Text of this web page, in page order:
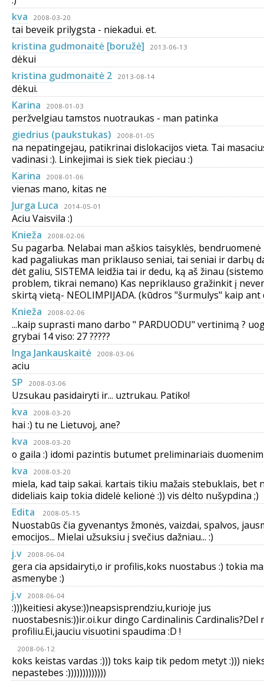
kva
2008-03-20
tai beveik prilygsta - niekadui. et.
kristina gudmonaitė [boružė]
2013-06-13
dėkui
kristina gudmonaitė 2
2013-08-14
dėkui.
Karina
2008-01-03
peržvelgiau tamstos nuotraukas - man patinka
giedrius (paukstukas)
2008-01-05
na nepatingejau, patikrinai dislokacijos vieta. Tai
vadinasi :). Linkejimai is siek tiek pieciau :)
Karina
2008-01-06
vienas mano, kitas ne
Jurga Luca
2014-05-01
Aciu Vaisvila :)
Knieža
2008-02-06
Su pagarba. Nelabai man aškios taisyklės, bendruomenė
kad pagaliukas man priklauso seniai, tai seniai ir darbų
dėt galiu, SISTEMA leidžia tai ir dedu, ką aš žinau
problem, tikrai nemano) Kas nepriklauso gražinkit į
skirtą vietą- NEOLIMPIJADA. (kūdros "šurmulys" kaip ant
Knieža
2008-02-06
...kaip suprasti mano darbo " PARDUODU" vertinimą ?
grybai 14 viso: 27 ?????
Inga Jankauskaitė
2008-03-06
aciu
SP
2008-03-06
Uzsukau pasidairyti ir... uztrukau. Patiko!
kva
2008-03-20
hai :) tu ne Lietuvoj, ane?
kva
2008-03-20
o gaila :) idomi pazintis butumet preliminariais duomenim
kva
2008-03-20
miela, kad taip sakai. kartais tikiu mažais stebuklais, bet
dideliais kaip tokia didelė kelionė :)) vis dėlto nušypdina ;)
Edita
2008-05-15
Nuostabūs čia gyvenantys žmonės, vaizdai, spalvos,
emocijos... Mielai užsuksiu į svečius dažniau... :)
j.v
2008-06-04
gera cia apsidairyti,o ir profilis,koks nuostabus :) tokia
asmenybe :)
j.v
2008-06-04
:)))keitiesi akyse:))neapsisprendziu,kurioje jus
nuostabesnis:))ir.oi.kur dingo Cardinalinis Cardinalis?Del
profiliu.Ei,jauciu visuotini spaudima :D !
2008-06-12
koks keistas vardas :))) toks kaip tik pedom metyt :)))
nepastebes :)))))))))))))